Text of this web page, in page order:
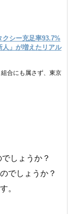
クシー充足率93.7%
人」が増えたリアル
合にも属さず、東京
しょうか？
でしょうか？
。